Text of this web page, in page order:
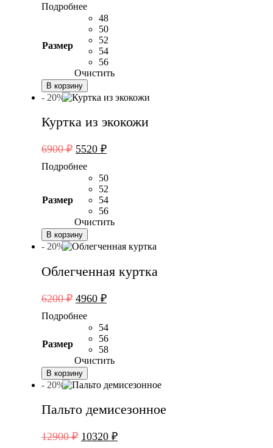
составляла
7900 ₽.
6320 ₽.
Подробнее
Размер
48
50
52
54
56
Очистить
В корзину
- 20%
Куртка из экокожи
6900₽ Первоначальная
составляла
6900 ₽.
5520 ₽Текущая
5520 ₽.
Подробнее
Размер
50
52
54
56
Очистить
В корзину
- 20%
Облегченная куртка
6200₽ Первоначальная
составляла
6200 ₽.
4960 ₽Текущая
4960 ₽.
Подробнее
Размер
54
56
58
Очистить
В корзину
- 20%
Пальто демисезонное
12900₽ Первоначальная
10320 ₽Текущая